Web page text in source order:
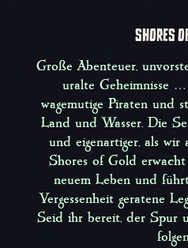
SHORES
Große Abenteuer,
uralte Geheimnisse
wagemutige Piraten und
Land und Wasser. Die
und eigenartiger, als wir
Shores of Gold
neuem Leben und
Vergessenheit geratene
Seid ihr bereit, der Spur